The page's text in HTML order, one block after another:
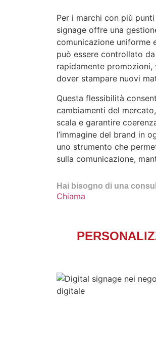
Per i marchi con più
signage offre una
comunicazione uniforme
può essere controllato
rapidamente
dover stampare nuovi
Questa flessibilità
cambiamenti del
scala e garantire
l’immagine del brand in
uno strumento che
sulla comunicazione,
Hai bisogno di una
Chiama